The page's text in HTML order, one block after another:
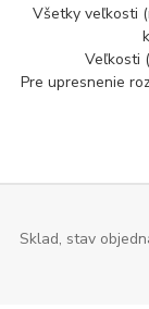
Všetky veľkosti
Veľkosti
Pre upresnenie
Sklad, stav